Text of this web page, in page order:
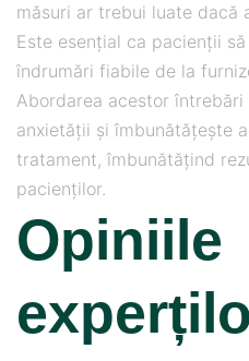
măsuri ar trebui luate dacă
Este esențial ca pacienții
îndrumări fiabile de la
Abordarea acestor
anxietății și îmbunătățește
tratament, îmbunătățind
pacienților.
Opiniile